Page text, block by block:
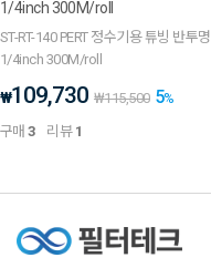
1/4inch 300M/roll
ST-RT-140 PERT 정수기용 튜빙 반투명
1/4inch 300M/roll
₩109,730 ₩115,500 5%
구매3 리뷰 1